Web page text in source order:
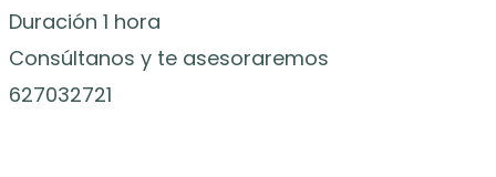
Duración 1 hora
Consúltanos y te asesoraremos
627032721